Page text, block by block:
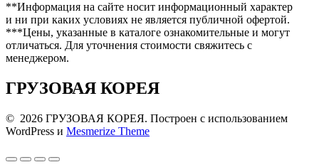
**Информация на сайте носит информационный характер
и ни при каких условиях не является публичной офертой.
***Цены, указанные в каталоге ознакомительные и могут
отличаться. Для уточнения стоимости свяжитесь с
менеджером.
ГРУЗОВАЯ КОРЕЯ
© 2026 ГРУЗОВАЯ КОРЕЯ. Построен с использованием
WordPress и Mesmerize Theme